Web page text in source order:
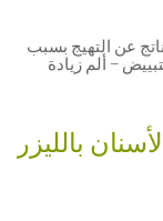
عن التهيج بسبب
− ألم زيادة
بالليزر